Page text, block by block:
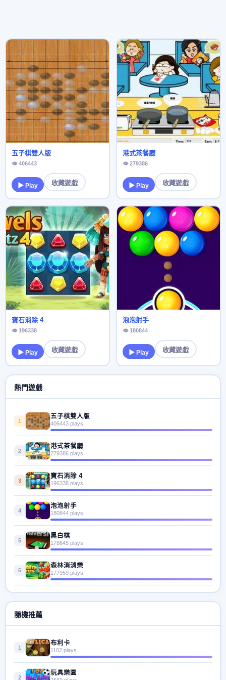
五子棋雙人版
👁 406443
▶ Play 收藏遊戲
港式茶餐廳
👁 279386
▶ Play 收藏遊戲
寶石消除 4
👁 196338
▶ Play 收藏遊戲
泡泡射手
👁 180844
▶ Play 收藏遊戲
熱門遊戲
1
五子棋雙人版
406443 plays
2
港式茶餐廳
279386 plays
3
寶石消除 4
196338 plays
4
泡泡射手
180844 plays
5
黑白棋
178645 plays
6
森林消消樂
177959 plays
隨機推薦
1
布利卡
1102 plays
2
玩具樂園